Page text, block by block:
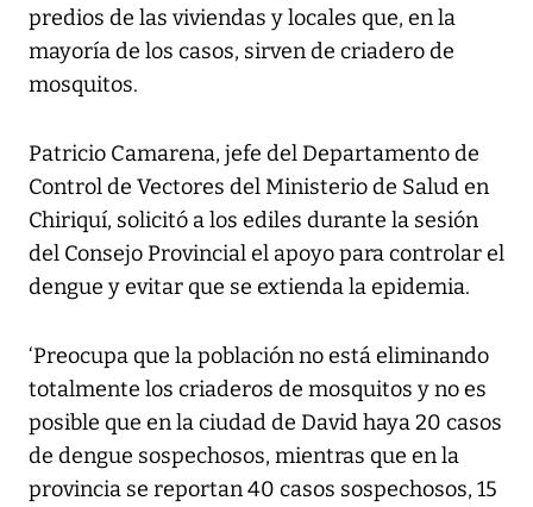
predios de las viviendas y locales que, en la
mayoría de los casos, sirven de criadero de
mosquitos.
Patricio Camarena, jefe del Departamento de
Control de Vectores del Ministerio de Salud en
Chiriquí, solicitó a los ediles durante la sesión
del Consejo Provincial el apoyo para controlar el
dengue y evitar que se extienda la epidemia.
‘Preocupa que la población no está eliminando
totalmente los criaderos de mosquitos y no es
posible que en la ciudad de David haya 20 casos
de dengue sospechosos, mientras que en la
provincia se reportan 40 casos sospechosos, 15